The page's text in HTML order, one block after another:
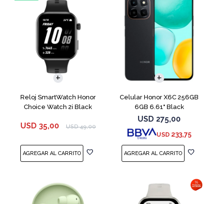
Reloj SmartWatch Honor
Choice Watch 2i Black
USD 35,00 USD 49,00
Celular Honor X6C 256GB
6GB 6.61" Black
USD 275,00
USD 233,75
COMPARAR